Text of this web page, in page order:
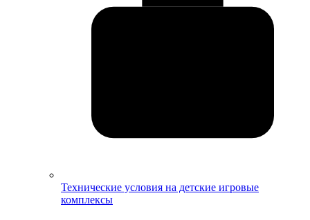
Технические условия на детские игровые
комплексы